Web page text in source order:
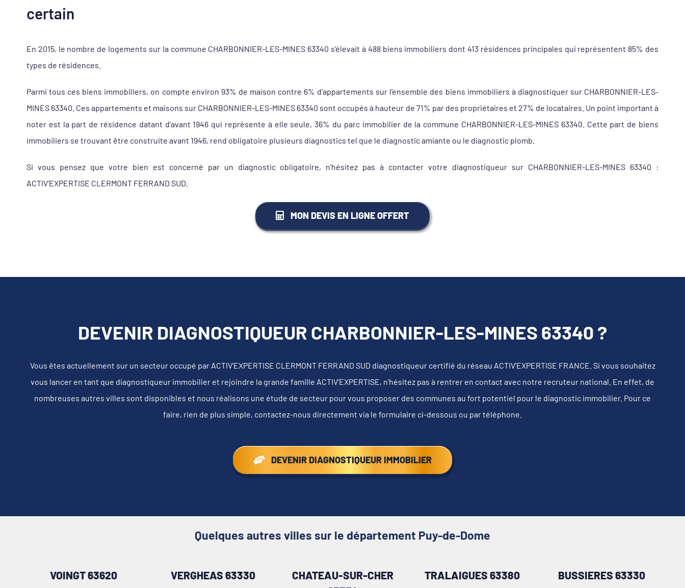
certain
En 2015, le nombre de logements sur la commune CHARBONNIER-LES-MINES 63340 s'élevait à 488 biens immobiliers dont 413 résidences principales qui représentent 85% des
types de résidences.
Parmi tous ces biens immobiliers, on compte environ 93% de maison contre 6% d'appartements sur l'ensemble des biens immobiliers à diagnostiquer sur CHARBONNIER-LES-
MINES 63340. Ces appartements et maisons sur CHARBONNIER-LES-MINES 63340 sont occupés à hauteur de 71% par des propriétaires et 27% de locataires. Un point important à
noter est la part de résidence datant d'avant 1946 qui représente à elle seule, 36% du parc immobilier de la commune CHARBONNIER-LES-MINES 63340. Cette part de biens
immobiliers se trouvant être construite avant 1946, rend obligatoire plusieurs diagnostics tel que le diagnostic amiante ou le diagnostic plomb.
Si vous pensez que votre bien est concerné par un diagnostic obligatoire, n'hésitez pas à contacter votre diagnostiqueur sur CHARBONNIER-LES-MINES 63340 :
ACTIV'EXPERTISE CLERMONT FERRAND SUD.
MON DEVIS EN LIGNE OFFERT
DEVENIR DIAGNOSTIQUEUR CHARBONNIER-LES-MINES 63340 ?
Vous êtes actuellement sur un secteur occupé par ACTIV'EXPERTISE CLERMONT FERRAND SUD diagnostiqueur certifié du réseau ACTIV'EXPERTISE FRANCE. Si vous souhaitez
vous lancer en tant que diagnostiqueur immobilier et rejoindre la grande famille ACTIV'EXPERTISE, n'hésitez pas à rentrer en contact avec notre recruteur national. En effet, de
nombreuses autres villes sont disponibles et nous réalisons une étude de secteur pour vous proposer des communes au fort potentiel pour le diagnostic immobilier. Pour ce
faire, rien de plus simple, contactez-nous directement via le formulaire ci-dessous ou par téléphone.
DEVENIR DIAGNOSTIQUEUR IMMOBILIER
Quelques autres villes sur le département Puy-de-Dome
VOINGT 63620 VERGHEAS 63330
CHATEAU-SUR-CHER
TRALAIGUES 63380 BUSSIERES 63330